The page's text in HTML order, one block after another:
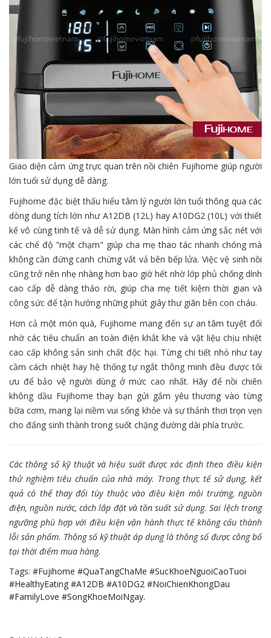
Giao diện cảm ứng trực quan trên nồi chiên Fujihome giúp người
lớn tuổi sử dụng dễ dàng.
Fujihome đặc biệt thấu hiểu tâm lý người lớn tuổi thông qua các
dòng dung tích lớn như A12DB (12L) hay A10DG2 (10L) với thiết
kế vô cùng tinh tế và dễ sử dụng. Màn hình cảm ứng sắc nét với
các chế độ "một chạm" giúp cha mẹ thao tác nhanh chóng mà
không cần đứng canh chừng vất vả bên bếp lửa. Việc vệ sinh nồi
cũng trở nên nhẹ nhàng hơn bao giờ hết nhờ lớp phủ chống dính
cao cấp dễ dàng tháo rời, giúp cha mẹ tiết kiệm thời gian và
công sức để tận hưởng những phút giây thư giãn bên con cháu.
Hơn cả một món quà, Fujihome mang đến sự an tâm tuyệt đối
nhờ các tiêu chuẩn an toàn điện khắt khe và vật liệu chịu nhiệt
cao cấp không sản sinh chất độc hại. Từng chi tiết nhỏ như tay
cầm cách nhiệt hay hệ thống tự ngắt thông minh đều được tối
ưu để bảo vệ người dùng ở mức cao nhất. Hãy để nồi chiên
không dầu Fujihome thay bạn gửi gắm yêu thương vào từng
bữa cơm, mang lại niềm vui sống khỏe và sự thảnh thơi trọn vẹn
cho đấng sinh thành trong suốt chặng đường dài phía trước.
Các thông số kỹ thuật và hiệu suất được xác định theo điều kiện
thử nghiệm tiêu chuẩn của nhà máy. Trong thực tế sử dụng, kết
quả có thể thay đổi tùy thuộc vào điều kiện môi trường, nguồn
điện, nguồn nước, cách lắp đặt và tần suất sử dụng. Sai lệch trong
ngưỡng phù hợp với điều kiện vận hành thực tế không cấu thành
lỗi sản phẩm. Thông số kỹ thuật áp dụng là thông số được công bố
tại thời điểm mua hàng.
Tags: #Fujihome #QuaTangChaMe #SucKhoeNguoiCaoTuoi
#HealthyEating #A12DB #A10DG2 #NoiChienKhongDau
#FamilyLove #SongKhoeMoiNgay.